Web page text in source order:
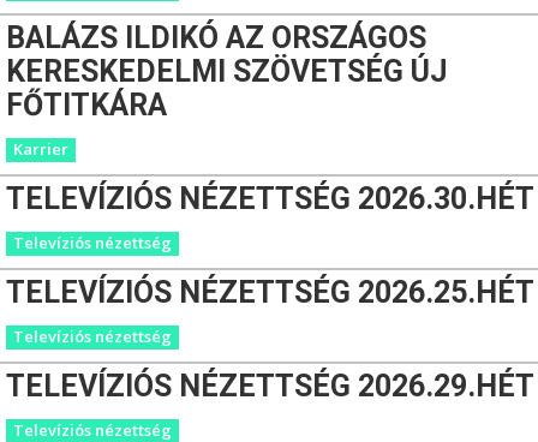
BALÁZS ILDIKÓ AZ ORSZÁGOS
KERESKEDELMI SZÖVETSÉG ÚJ
FŐTITKÁRA
Karrier
TELEVÍZIÓS NÉZETTSÉG 2026.30.HÉT
Televíziós nézettség
TELEVÍZIÓS NÉZETTSÉG 2026.25.HÉT
Televíziós nézettség
TELEVÍZIÓS NÉZETTSÉG 2026.29.HÉT
Televíziós nézettség